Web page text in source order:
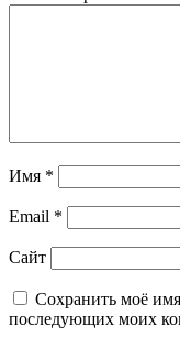
Имя *
Email *
Сайт
Сохранить моё
последующих моих